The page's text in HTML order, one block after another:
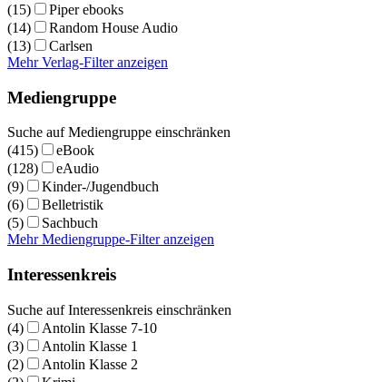
(15)
Piper ebooks
(14)
Random House Audio
(13)
Carlsen
Mehr Verlag-Filter anzeigen
Mediengruppe
Suche auf Mediengruppe einschränken
(415)
eBook
(128)
eAudio
(9)
Kinder-/Jugendbuch
(6)
Belletristik
(5)
Sachbuch
Mehr Mediengruppe-Filter anzeigen
Interessenkreis
Suche auf Interessenkreis einschränken
(4)
Antolin Klasse 7-10
(3)
Antolin Klasse 1
(2)
Antolin Klasse 2